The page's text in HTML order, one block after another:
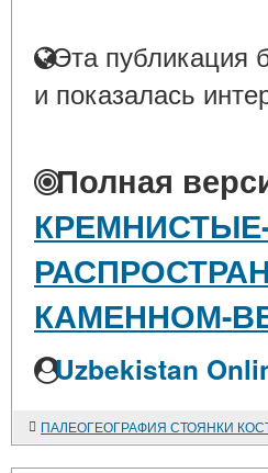
Эта публикация
и показалась
Полная
КАМЕННОМ-
Uzbekistan